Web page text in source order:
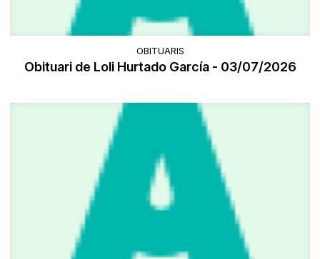
OBITUARIS
Obituari de Loli Hurtado García - 03/07/2026